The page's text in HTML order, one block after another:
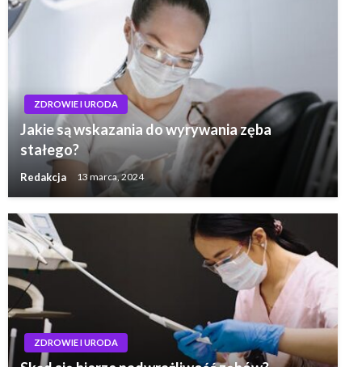
ZDROWIE I URODA
Jakie są wskazania do wyrywania zęba
stałego?
Redakcja 13 marca, 2024
ZDROWIE I URODA